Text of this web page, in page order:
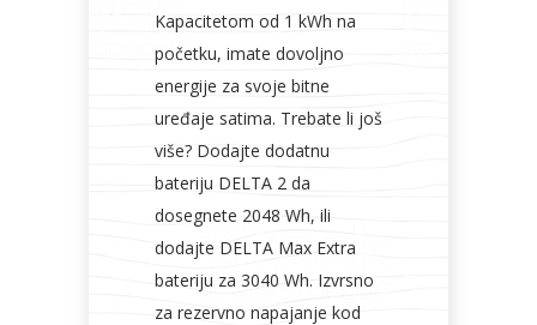
Boje i
lakovi
Građevinski
materijali
Vodomaterijal
Metalna
galanterija
ElektromaterijalVijčana
roba
Kapacitetom od 1 kWh na
početku, imate dovoljno
energije za svoje bitne
uređaje satima. Trebate li još
više? Dodajte dodatnu
bateriju DELTA 2 da
dosegnete 2048 Wh, ili
dodajte DELTA Max Extra
bateriju za 3040 Wh. Izvrsno
za rezervno napajanje kod